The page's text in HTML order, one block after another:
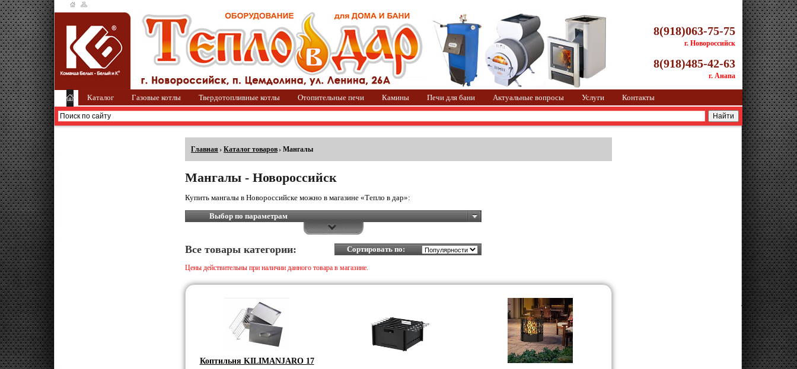
8(918)063-75-75
г. Новороссийск
8(918)485-42-63
г. Анапа
Каталог Газовые котлы Твердотопливные котлы Отопительные печи Камины Печи для бани Актуальные вопросы Услуги Контакты
Главная Каталог товаров Мангалы
Мангалы - Новороссийск
Купить мангалы в Новороссийске можно в магазине «Тепло в дар»:
Выбор по параметрам
Сортировать по:
Все товары категории:
Цены действительны при наличии данного товара в магазине.
Коптильня KILIMANJARO 17